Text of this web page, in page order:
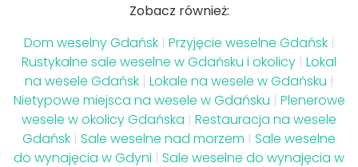
Zobacz również:
Dom weselny Gdańsk | Przyjęcie weselne Gdańsk |
Rustykalne sale weselne w Gdańsku i okolicy | Lokal
na wesele Gdańsk | Lokale na wesele w Gdańsku |
Nietypowe miejsca na wesele w Gdańsku | Plenerowe
wesele w okolicy Gdańska | Restauracja na wesele
Gdańsk | Sale weselne nad morzem | Sale weselne
do wynajęcia w Gdyni | Sale weselne do wynajęcia w